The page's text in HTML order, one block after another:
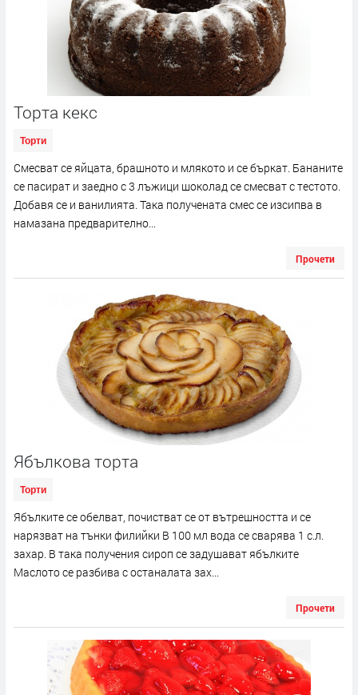
Торта кекс
Торти
Смесват се яйцата, брашното и млякото и се бъркат. Бананите
се пасират и заедно с 3 лъжици шоколад се смесват с тестото.
Добавя се и ванилията. Така получената смес се изсипва в
намазана предварително...
Прочети
Ябълкова торта
Торти
Ябълките се обелват, почистват се от вътрешността и се
нарязват на тънки филийки В 100 мл вода се сварява 1 с.л.
захар. В така получения сироп се задушават ябълките
Маслото се разбива с останалата зах...
Прочети